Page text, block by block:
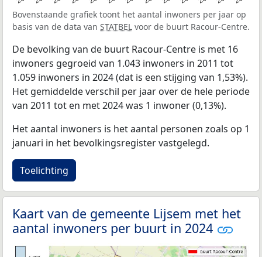
Bovenstaande grafiek toont het aantal inwoners per jaar op
basis van de data van STATBEL voor de buurt Racour-Centre.
De bevolking van de buurt Racour-Centre is met 16
inwoners gegroeid van 1.043 inwoners in 2011 tot
1.059 inwoners in 2024 (dat is een stijging van 1,53%).
Het gemiddelde verschil per jaar over de hele periode
van 2011 tot en met 2024 was 1 inwoner (0,13%).
Het aantal inwoners is het aantal personen zoals op 1
januari in het bevolkingsregister vastgelegd.
Toelichting
Kaart van de gemeente Lijsem met het
aantal inwoners per buurt in 2024